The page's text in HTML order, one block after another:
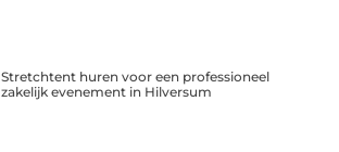
Stretchtent huren voor een professioneel
zakelijk evenement in Hilversum